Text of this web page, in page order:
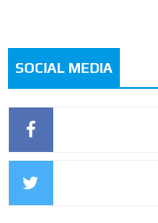
SOCIAL MEDIA